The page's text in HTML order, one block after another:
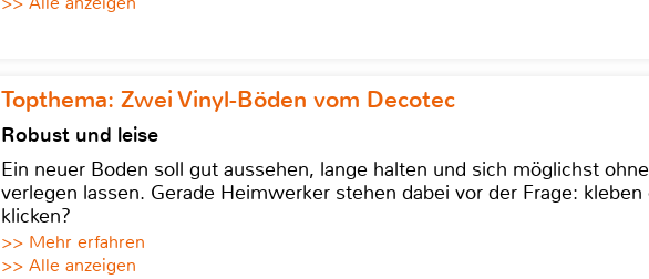
Topthema: Zwei Vinyl-Böden vom Decotec
Robust und leise
Ein neuer Boden soll gut aussehen, lange halten und sich möglichst
verlegen lassen. Gerade Heimwerker stehen dabei vor der Frage: kleben
klicken?
>> Mehr erfahren
>> Alle anzeigen